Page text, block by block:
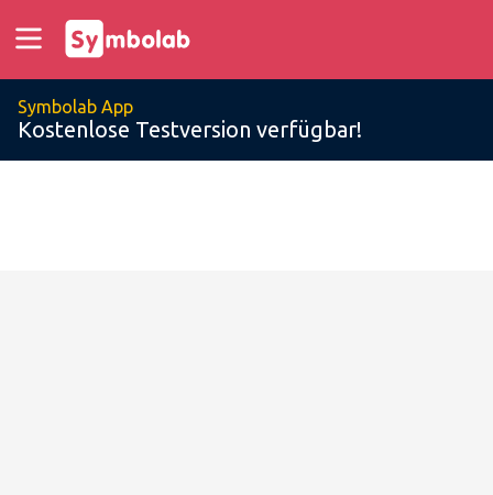
Symbolab App
Kostenlose Testversion verfügbar!